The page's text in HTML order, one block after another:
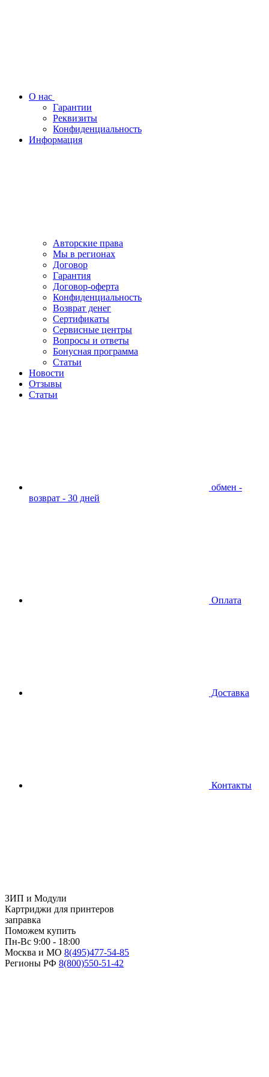
О нас
Гарантии
Реквизиты
Конфиденциальность
Информация
Авторские права
Мы в регионах
Договор
Гарантия
Договор-оферта
Конфиденциальность
Возврат денег
Сертификаты
Сервисные центры
Вопросы и ответы
Бонусная программа
Статьи
Новости
Отзывы
Статьи
обмен -
возврат - 30 дней
Оплата
Доставка
Контакты
ЗИП и Модули
Картриджи для принтеров
заправка
Поможем купить
Пн-Вс 9:00 - 18:00
Москва и МО 8(495)477-54-85
Регионы РФ 8(800)550-51-42